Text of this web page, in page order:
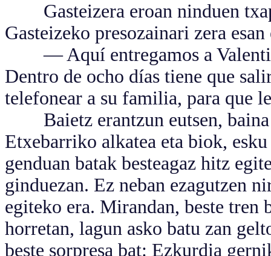
Gasteizera eroan ninduen
Gasteizeko presozainari zera esan
— Aquí entregamos a Valentin
Dentro de ocho días tiene que
telefonear a su familia, para que
Baietz erantzun eutsen, baina
Etxebarriko alkatea eta biok,
genduan batak besteagaz hitz
ginduezan. Ez neban ezagutzen
egiteko era. Mirandan, beste tren
horretan, lagun asko batu zan
beste sorpresa bat: Ezkurdia